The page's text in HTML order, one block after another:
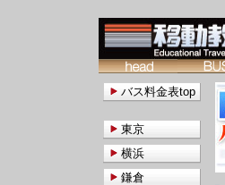
バス料金表top
東京
横浜
鎌倉